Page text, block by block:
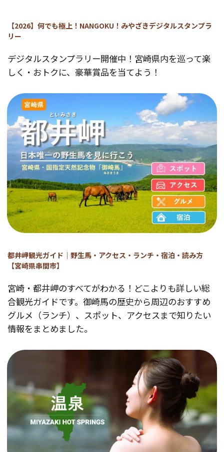
【2026】何でも極上！NANGOKU！みやざきデジタルスタンプラ
リー
デジタルスタンプラリー開催中！宮崎県内を巡って楽
しく・おトクに、豪華賞品を当てよう！
都井岬観光ガイド｜野生馬・アクセス・ランチ・宿泊・読み方
【宮崎県串間市】
宮崎・都井岬のすべてがわかる！どこよりも詳しい総
合観光ガイドです。御崎馬の歴史から周辺のおすすめ
グルメ（ランチ）、スポット、アクセスまで知りたい
情報をまとめました。